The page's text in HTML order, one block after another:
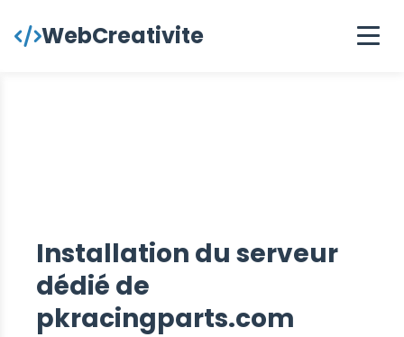
principalWebCreativite
Installation du serveur
dédié de
pkracingparts.com